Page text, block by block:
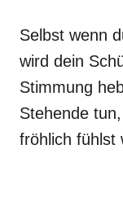
Selbst wenn
wird dein
Stimmung
Stehende
fröhlich fühlst